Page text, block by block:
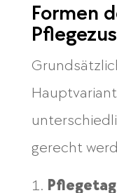
Formen
gerecht